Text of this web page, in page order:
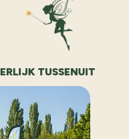
TUSSENUIT